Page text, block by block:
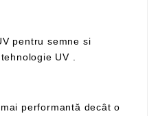
pentru semne si
ultimă tehnologie UV .
decât o